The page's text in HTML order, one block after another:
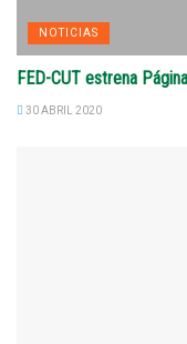
NOTICIAS
FED-CUT estrena
30 ABRIL 2020